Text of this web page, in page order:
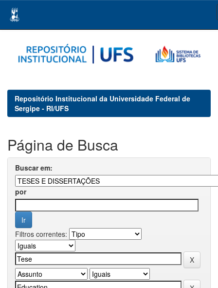
navigation
Repositório Institucional da Universidade Federal de
Sergipe - RI/UFS
Página de Busca
Buscar em:
por
Filtros correntes: